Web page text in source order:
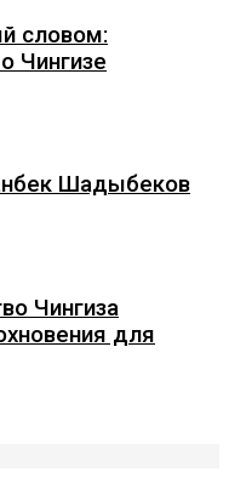
словом:
Чингизе
Шадыбеков
Чингиза
для